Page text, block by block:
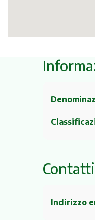
Contatti
Indirizzo